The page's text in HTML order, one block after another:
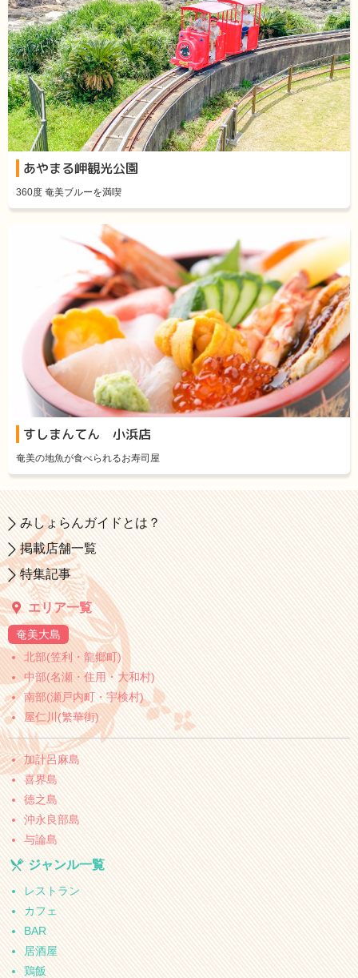
あやまる岬観光公園
360度 奄美ブルーを満喫
すしまんてん 小浜店
奄美の地魚が食べられるお寿司屋
みしょらんガイドとは？
掲載店舗一覧
特集記事
エリア一覧
奄美大島
北部(笠利・龍郷町)
中部(名瀬・住用・大和村)
南部(瀬戸内町・宇検村)
屋仁川(繁華街)
加計呂麻島
喜界島
徳之島
沖永良部島
与論島
ジャンル一覧
レストラン
カフェ
BAR
居酒屋
鶏飯